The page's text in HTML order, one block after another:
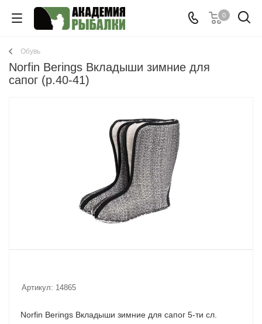
0
Обувь
Norfin Berings Вкладыши зимние для
сапог (р.40-41)
Артикул: 14865
Norfin Berings Вкладыши зимние для сапог 5-ти сл.